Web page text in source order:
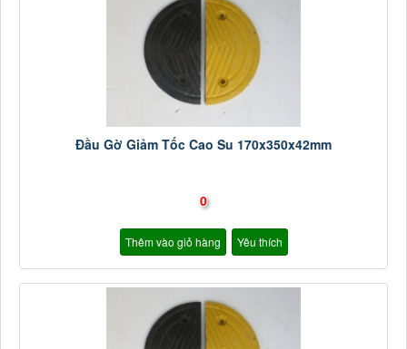
Đầu Gờ Giảm Tốc Cao Su 170x350x42mm
0
Thêm vào giỏ hàng Yêu thích